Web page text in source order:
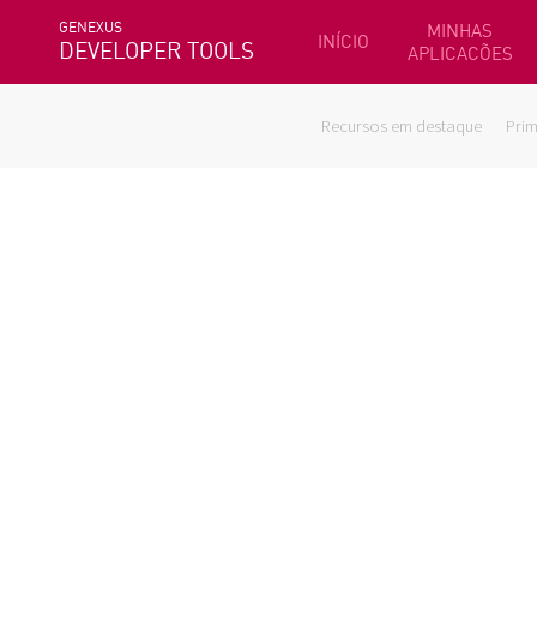
GENEXUS
DEVELOPER TOOLS INÍCIO
MINHAS
APLICACÕES
Recursos em destaque